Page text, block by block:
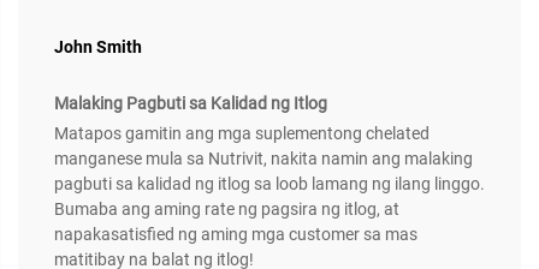
John Smith
Malaking Pagbuti sa Kalidad ng Itlog
Matapos gamitin ang mga suplementong chelated
manganese mula sa Nutrivit, nakita namin ang malaking
pagbuti sa kalidad ng itlog sa loob lamang ng ilang linggo.
Bumaba ang aming rate ng pagsira ng itlog, at
napakasatisfied ng aming mga customer sa mas
matitibay na balat ng itlog!